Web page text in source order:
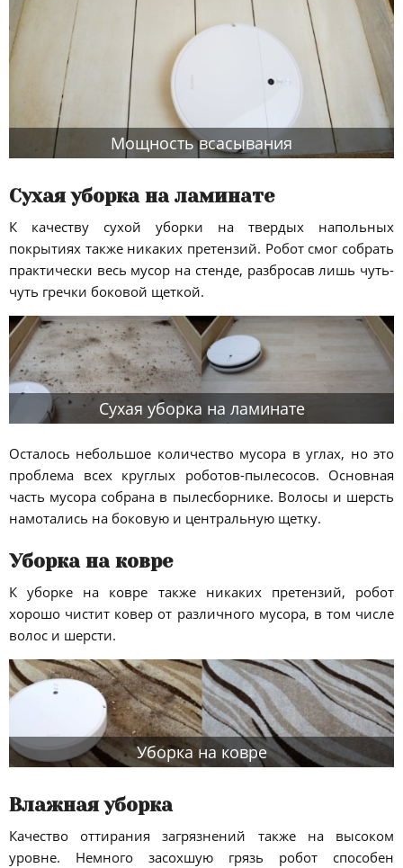
Мощность всасывания
Сухая уборка на ламинате
К качеству сухой уборки на твердых напольных
покрытиях также никаких претензий. Робот смог собрать
практически весь мусор на стенде, разбросав лишь чуть-
чуть гречки боковой щеткой.
Сухая уборка на ламинате
Осталось небольшое количество мусора в углах, но это
проблема всех круглых роботов-пылесосов. Основная
часть мусора собрана в пылесборнике. Волосы и шерсть
намотались на боковую и центральную щетку.
Уборка на ковре
К уборке на ковре также никаких претензий, робот
хорошо чистит ковер от различного мусора, в том числе
волос и шерсти.
Уборка на ковре
Влажная уборка
Качество оттирания загрязнений также на высоком
уровне. Немного засохшую грязь робот способен